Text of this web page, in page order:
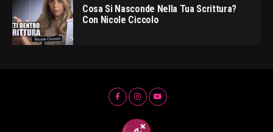
Cosa Si Nasconde Nella Tua Scrittura?
Con Nicole Ciccolo